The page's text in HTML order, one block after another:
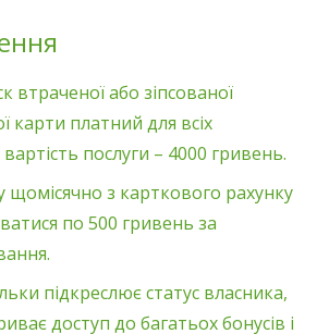
втраченої або зіпсованої
карти платний для всіх
вартість послуги – 4000 гривень.
з карткового рахунку
по 500 гривень за
підкреслює статус власника,
доступ до багатьох бонусів і